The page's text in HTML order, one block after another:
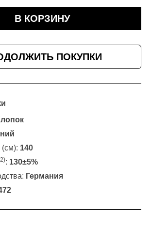
В КОРЗИНУ
ПОКУПКИ
140
2): 130±5%
Германия